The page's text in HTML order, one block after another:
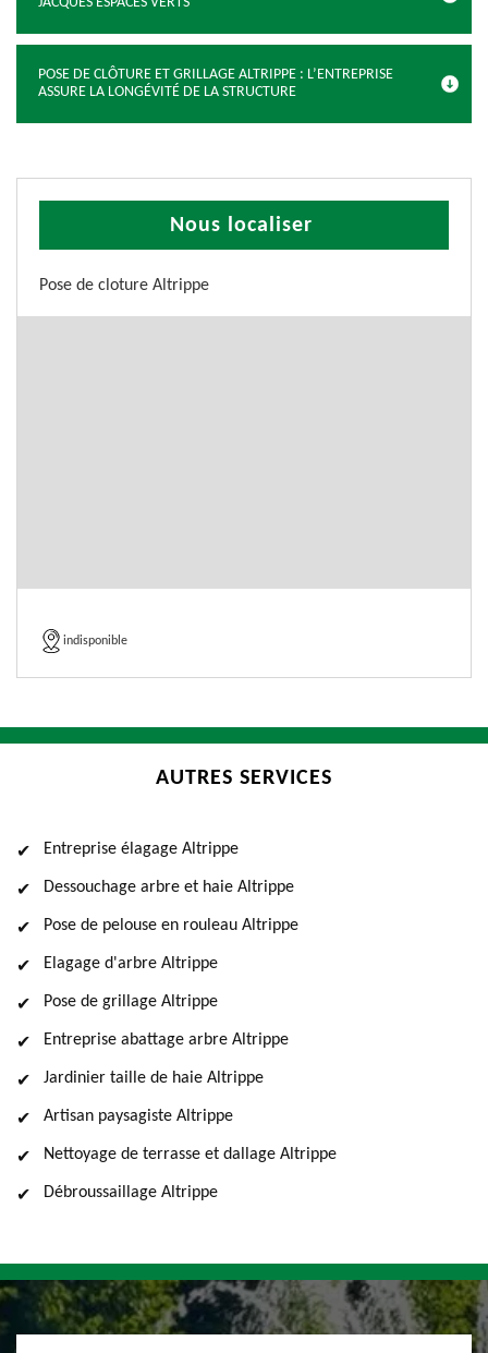
POSE DE CLÔTURE ET GRILLAGE ALTRIPPE : L’ENTREPRISE
ASSURE LA LONGÉVITÉ DE LA STRUCTURE
Nous localiser
Pose de cloture Altrippe
indisponible
AUTRES SERVICES
Entreprise élagage Altrippe
Dessouchage arbre et haie Altrippe
Pose de pelouse en rouleau Altrippe
Elagage d'arbre Altrippe
Pose de grillage Altrippe
Entreprise abattage arbre Altrippe
Jardinier taille de haie Altrippe
Artisan paysagiste Altrippe
Nettoyage de terrasse et dallage Altrippe
Débroussaillage Altrippe